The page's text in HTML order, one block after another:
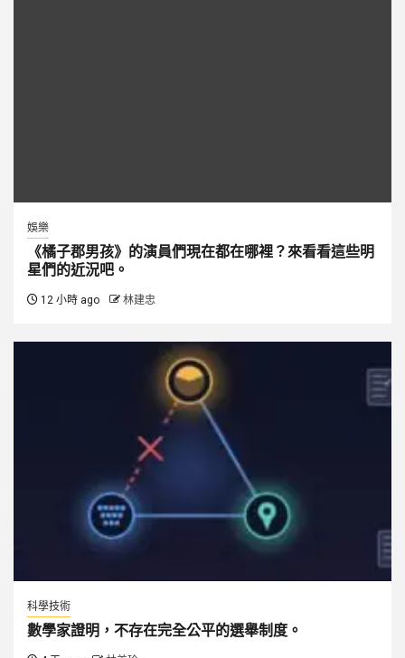
娛樂
《橘子郡男孩》的演員們現在都在哪裡？來看看這些明
星們的近況吧。
12 小時 ago 林建忠
科學技術
數學家證明，不存在完全公平的選舉制度。